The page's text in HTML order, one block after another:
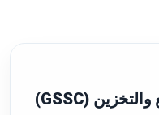
توقعات سهم العامة للصوامع والتخزين (GSSC)